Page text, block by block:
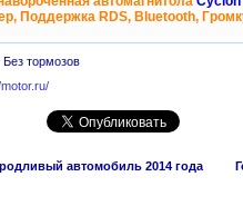
Поддержка RDS, Bluetooth,
Без тормозов
автомобиль 2014 года